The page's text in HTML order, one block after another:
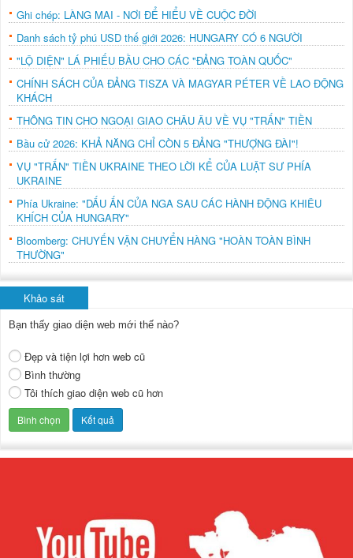
Ghi chép: LÀNG MAI - NƠI ĐỂ HIỂU VỀ CUỘC ĐỜI
Danh sách tỷ phú USD thế giới 2026: HUNGARY CÓ 6 NGƯỜI
"LỘ DIỆN" LÁ PHIẾU BẦU CHO CÁC "ĐẢNG TOÀN QUỐC"
CHÍNH SÁCH CỦA ĐẢNG TISZA VÀ MAGYAR PÉTER VỀ LAO ĐỘNG
KHÁCH
THÔNG TIN CHO NGOẠI GIAO CHÂU ÂU VỀ VỤ "TRẤN" TIỀN
Bầu cử 2026: KHẢ NĂNG CHỈ CÒN 5 ĐẢNG "THƯỢNG ĐÀI"!
VỤ "TRẤN" TIỀN UKRAINE THEO LỜI KỂ CỦA LUẬT SƯ PHÍA
UKRAINE
Phía Ukraine: "DẤU ẤN CỦA NGA SAU CÁC HÀNH ĐỘNG KHIÊU
KHÍCH CỦA HUNGARY"
Bloomberg: CHUYẾN VẬN CHUYỂN HÀNG "HOÀN TOÀN BÌNH
THƯỜNG"
Khảo sát
Bạn thấy giao diện web mới thế nào?
Đẹp và tiện lợi hơn web cũ
Bình thường
Tôi thích giao diện web cũ hơn